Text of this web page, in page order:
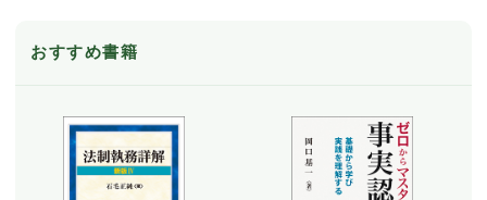
おすすめ書籍